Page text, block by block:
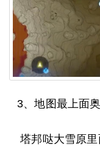
3、地图最上面
塔邦哒大雪原里